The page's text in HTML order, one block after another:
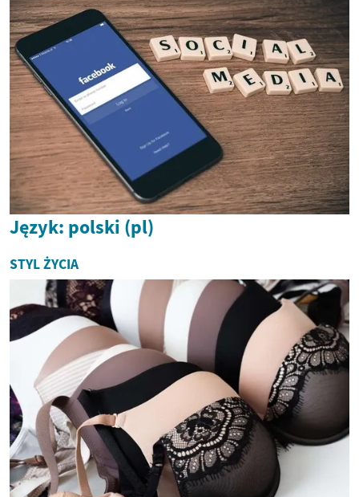
Język: polski (pl)
STYL ŻYCIA